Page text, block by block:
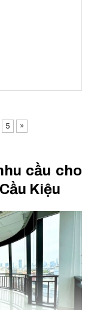
5 »
cầu cho
Kiệu